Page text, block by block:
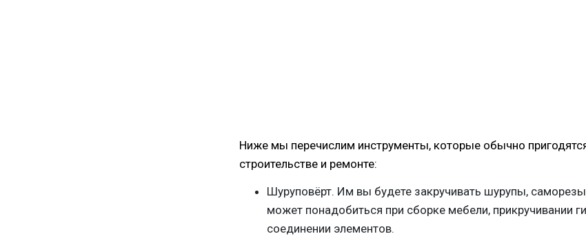
Ниже мы перечислим инструменты, которые обычно
строительстве и ремонте:
Шуруповёрт. Им вы будете закручивать шурупы,
может понадобиться при сборке мебели, прикручивании
соединении элементов.